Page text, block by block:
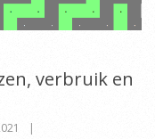
verbruik en